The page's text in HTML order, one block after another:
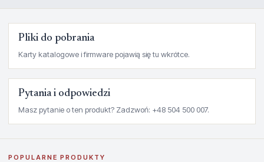
Pliki do pobrania
Karty katalogowe i firmware pojawią się tu wkrótce.
Pytania i odpowiedzi
Masz pytanie o ten produkt? Zadzwoń: +48 504 500 007.
POPULARNE PRODUKTY